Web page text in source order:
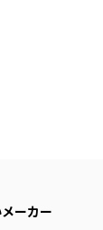
ーカー